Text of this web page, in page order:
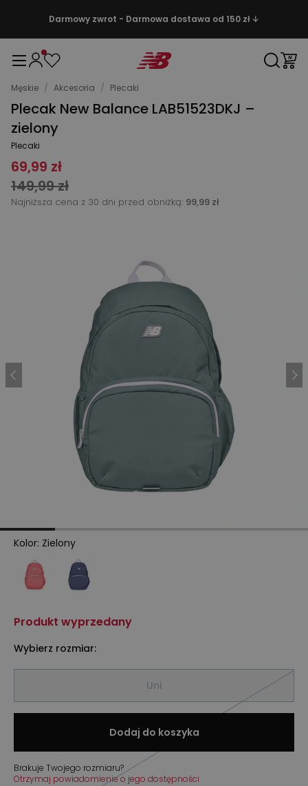
Darmowy zwrot - Darmowa dostawa od 150 zł ↓
Męskie / Akcesoria / Plecaki
Plecak New Balance LAB51523DKJ –
zielony
Plecaki
69,99 zł
149,99 zł
Najniższa cena z 30 dni przed obniżką: 99,99 zł
Kolor: Zielony
Produkt wyprzedany
Wybierz rozmiar:
Uni
Dodaj do koszyka
Brakuje Twojego rozmiaru?
Otrzymaj powiadomienie o jego dostępności